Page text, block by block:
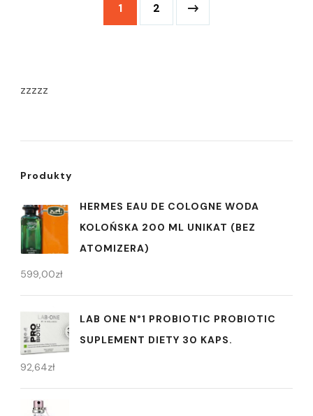
1 2
zzzzz
Produkty
HERMES EAU DE COLOGNE WODA
KOLOŃSKA 200 ML UNIKAT (BEZ
ATOMIZERA)
599,00zł
LAB ONE N°1 PROBIOTIC PROBIOTIC
SUPLEMENT DIETY 30 KAPS.
92,64zł